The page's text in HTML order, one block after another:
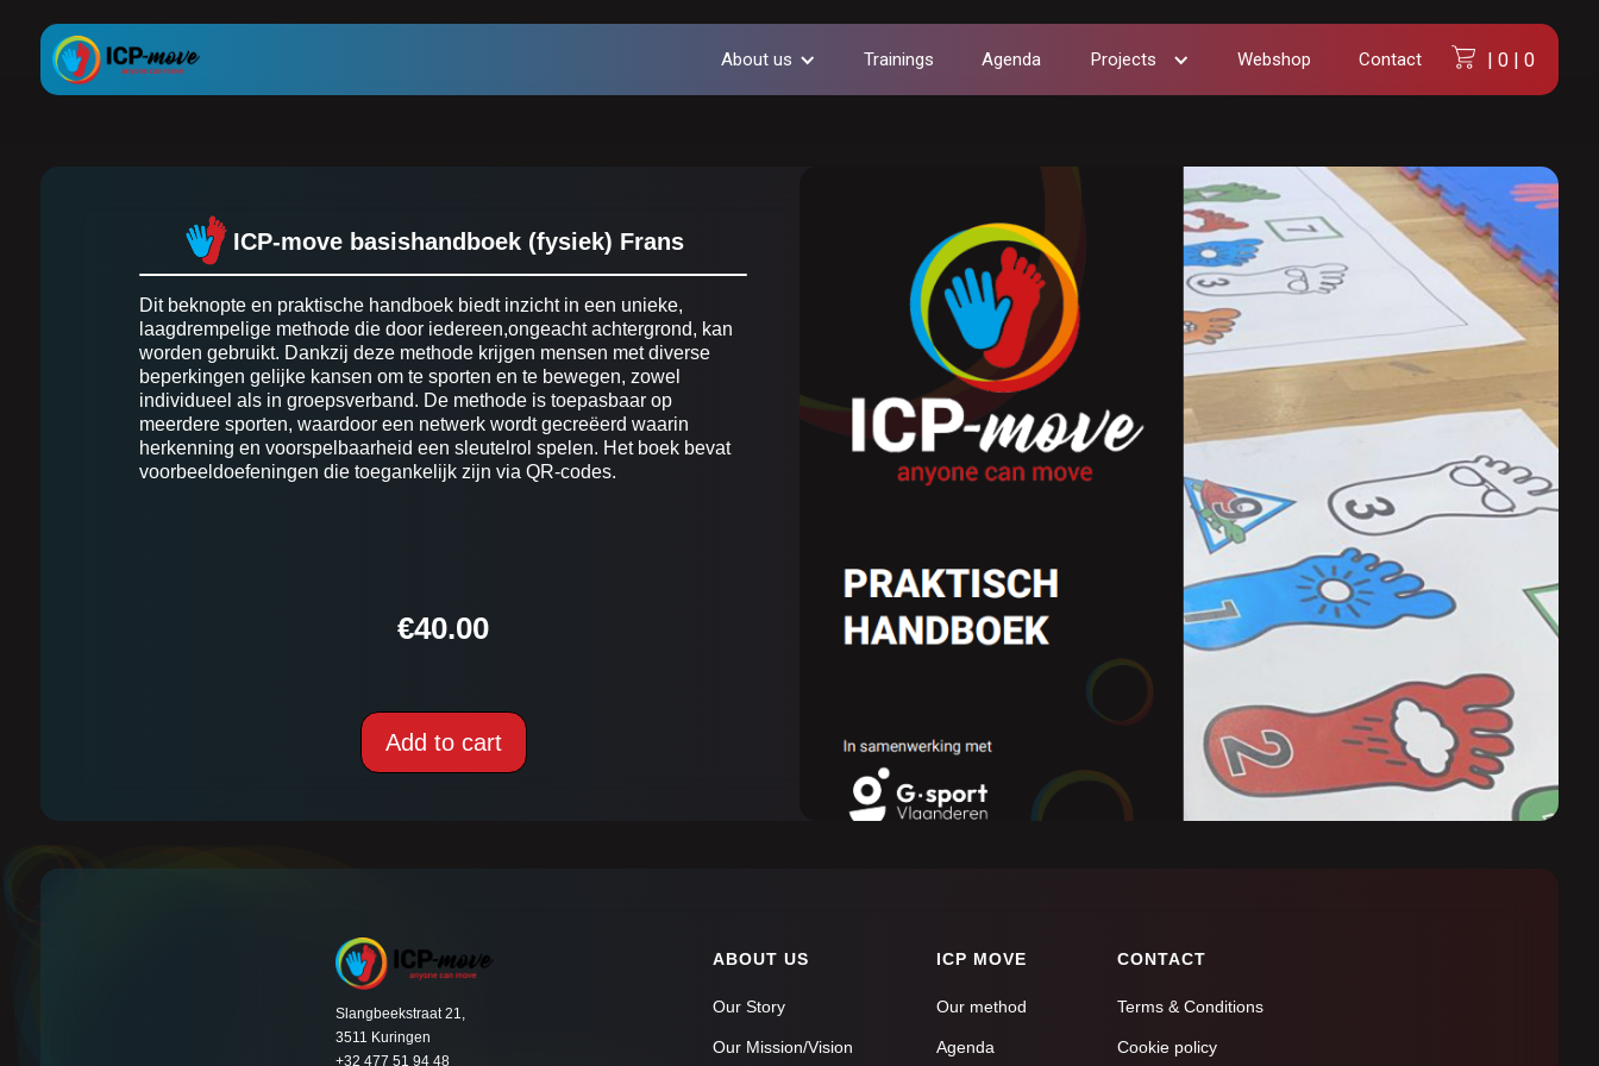
About us Trainings Agenda Projects Webshop Contact |0 |0
ICP-move basishandboek (fysiek) Frans
Dit beknopte en praktische handboek biedt inzicht in een unieke,
laagdrempelige methode die door iedereen,ongeacht achtergrond, kan
worden gebruikt. Dankzij deze methode krijgen mensen met diverse
beperkingen gelijke kansen om te sporten en te bewegen, zowel
individueel als in groepsverband. De methode is toepasbaar op
meerdere sporten, waardoor een netwerk wordt gecreëerd waarin
herkenning en voorspelbaarheid een sleutelrol spelen. Het boek bevat
voorbeeldoefeningen die toegankelijk zijn via QR-codes.
€40.00
Add to cart
Slangbeekstraat 21,
3511 Kuringen
+32 477 51 94 48
ABOUT US
Our Story
Our Mission/Vision
ICP MOVE
Our method
Agenda
CONTACT
Terms & Conditions
Cookie policy